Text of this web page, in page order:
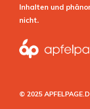
Inhalten und
nicht.
© 2025